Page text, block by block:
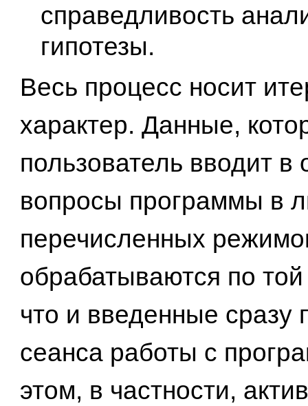
справедливость
гипотезы.
Весь процесс носит
характер. Данные,
пользователь вводит в
вопросы программы в
перечисленных
обрабатываются по
что и введенные сразу
сеанса работы с
этом, в частности,